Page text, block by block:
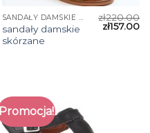
sandały damskie
skórzane
zł220.00
zł157.00
Promocja!